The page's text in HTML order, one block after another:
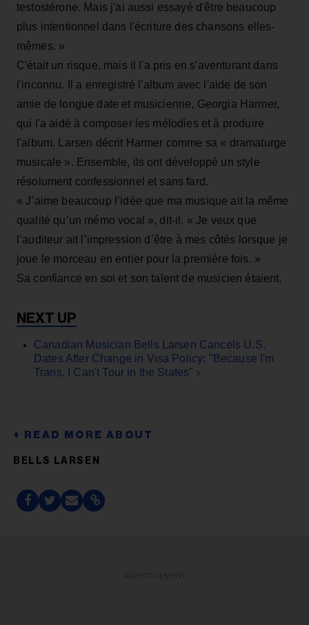
testostérone. Mais j'ai aussi essayé d'être beaucoup
plus intentionnel dans l'écriture des chansons elles-
mêmes. »
C'était un risque, mais il l'a pris en s'aventurant dans
l'inconnu. Il a enregistré l'album avec l'aide de son
amie de longue date et musicienne, Georgia Harmer,
qui l'a aidé à composer les mélodies et à produire
l'album. Larsen décrit Harmer comme sa « dramaturge
musicale ». Ensemble, ils ont développé un style
résolument confessionnel et sans fard.
« J’aime beaucoup l’idée que ma musique ait la même
qualité qu’un mémo vocal », dit-il. « Je veux que
l’auditeur ait l’impression d’être à mes côtés lorsque je
joue le morceau en entier pour la première fois. »
Sa confiance en soi et son talent de musicien étaient,
Canadian Musician Bells Larsen Cancels U.S.
Dates After Change in Visa Policy: "Because I'm
Trans, I Can't Tour in the States" ›
BELLS LARSEN